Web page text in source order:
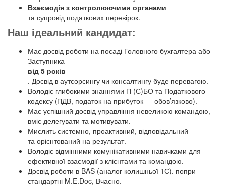
Взаємодія з контролюючими органами
та супровід податкових перевірок.
Наш ідеальний кандидат:
Має досвід роботи на посаді Головного бухгалтера або
Заступника
від 5 років
. Досвід в аутсорсингу чи консалтингу буде перевагою.
Володіє глибокими знаннями П (С)БО та Податкового
кодексу (ПДВ, податок на прибуток — обов’язково).
Має успішний досвід управління невеликою командою,
вміє делегувати та мотивувати.
Мислить системно, проактивний, відповідальний
та орієнтований на результат.
Володіє відмінними комунікативними навичками для
ефективної взаємодії з клієнтами та командою.
Досвід роботи в BAS (аналог колишньої 1С). попри
стандартні M.E.Doc, Вчасно.